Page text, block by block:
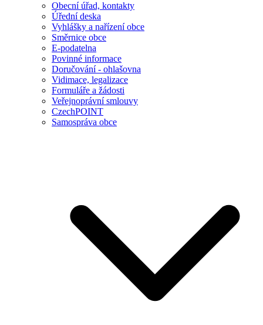
Obecní úřad, kontakty
Úřední deska
Vyhlášky a nařízení obce
Směrnice obce
E-podatelna
Povinné informace
Doručování - ohlašovna
Vidimace, legalizace
Formuláře a žádosti
Veřejnoprávní smlouvy
CzechPOINT
Samospráva obce